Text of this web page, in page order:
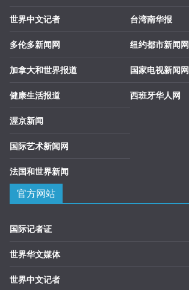
世界中文记者
多伦多新闻网
加拿大和世界报道
健康生活报道
渥京新闻
国际艺术新闻网
法国和世界新闻
台湾南华报
纽约都市新闻网
国家电视新闻网
西班牙华人网
官方网站
国际记者证
世界华文媒体
世界中文记者